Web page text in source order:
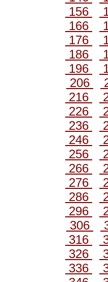
156
166
176
186
196
206
216
226
236
246
256
266
276
286
296
306
316
326
336